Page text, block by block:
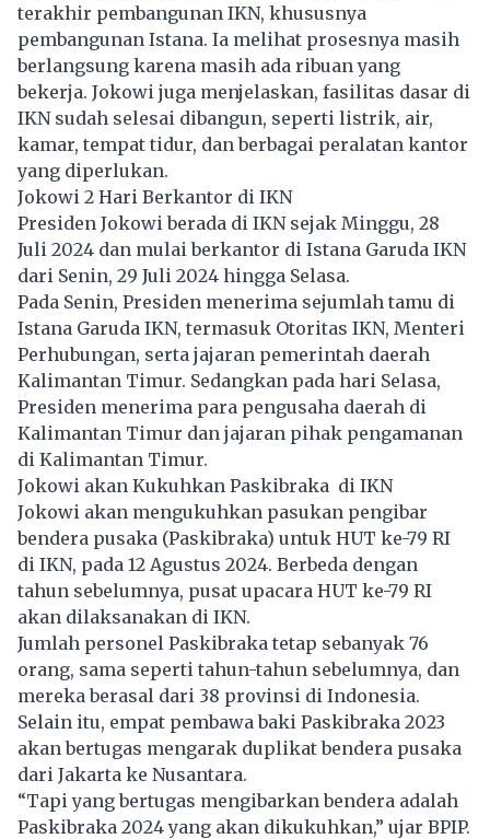
terakhir pembangunan IKN, khususnya
pembangunan Istana. Ia melihat prosesnya masih
berlangsung karena masih ada ribuan yang
bekerja. Jokowi juga menjelaskan, fasilitas dasar di
IKN sudah selesai dibangun, seperti listrik, air,
kamar, tempat tidur, dan berbagai peralatan kantor
yang diperlukan.
Jokowi 2 Hari Berkantor di IKN
Presiden Jokowi berada di IKN sejak Minggu, 28
Juli 2024 dan mulai berkantor di Istana Garuda IKN
dari Senin, 29 Juli 2024 hingga Selasa.
Pada Senin, Presiden menerima sejumlah tamu di
Istana Garuda IKN, termasuk Otoritas IKN, Menteri
Perhubungan, serta jajaran pemerintah daerah
Kalimantan Timur. Sedangkan pada hari Selasa,
Presiden menerima para pengusaha daerah di
Kalimantan Timur dan jajaran pihak pengamanan
di Kalimantan Timur.
Jokowi akan Kukuhkan Paskibraka di IKN
Jokowi akan mengukuhkan pasukan pengibar
bendera pusaka (Paskibraka) untuk HUT ke-79 RI
di IKN, pada 12 Agustus 2024. Berbeda dengan
tahun sebelumnya, pusat upacara HUT ke-79 RI
akan dilaksanakan di IKN.
Jumlah personel Paskibraka tetap sebanyak 76
orang, sama seperti tahun-tahun sebelumnya, dan
mereka berasal dari 38 provinsi di Indonesia.
Selain itu, empat pembawa baki Paskibraka 2023
akan bertugas mengarak duplikat bendera pusaka
dari Jakarta ke Nusantara.
“Tapi yang bertugas mengibarkan bendera adalah
Paskibraka 2024 yang akan dikukuhkan,” ujar BPIP.